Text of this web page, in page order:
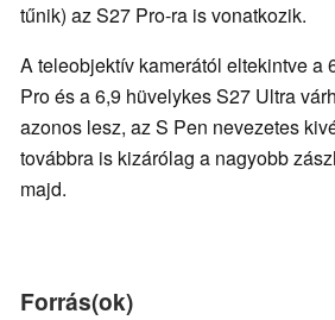
tűnik) az S27 Pro-ra is vonatkozik.
A teleobjektív kamerától eltekintve a
Pro és a 6,9 hüvelykes S27 Ultra
azonos lesz, az S Pen nevezetes
továbbra is kizárólag a nagyobb
majd.
Forrás(ok)